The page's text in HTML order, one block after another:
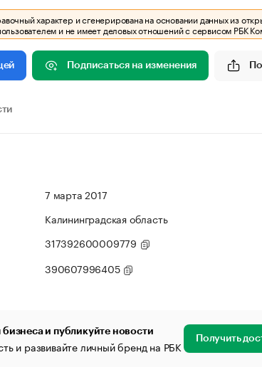
характер и сгенерирована на основании данных из
и не имеет деловых отношений с сервисом РБК
Подписаться на изменения
7 марта 2017
Калининградская область
317392600009779
390607996405
и публикуйте новости
и развивайте личный бренд на РБК Получить